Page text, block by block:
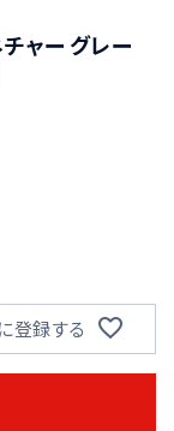
ャー グレー
登録する